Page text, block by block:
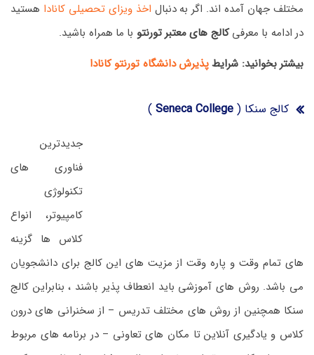
مختلف جهان آمده اند. اگر به دنبال اخذ ویزای تحصیلی کانادا هستید
در ادامه با معرفیکالج های معتبر تورنتو با ما همراه باشید.
بیشتر بخوانید: شرایطپذیرش دانشگاه تورنتو کانادا
کالج سنکا ( Seneca College
)
جدیدترین
فناوری های
تکنولوژی
کامپیوتر، انواع
کلاس ها گزینه
های تمام وقت و پاره وقت از مزیت های این کالج برای دانشجویان
می باشد. روش های آموزشی باید انعطاف پذیر باشند ، بنابراین کالج
سنکا همچنین از روش های مختلف تدریس – از سخنرانی های درون
کلاس و یادگیری آنلاین تا مکان های تعاونی – در برنامه های مربوط